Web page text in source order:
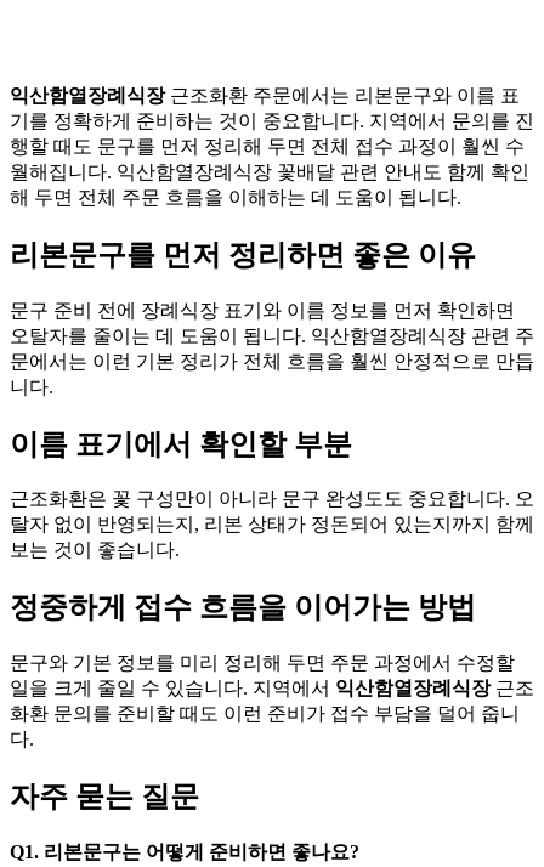
익산함열장례식장근조화환 주문에서는 리본문구와 이름 표
기를 정확하게 준비하는 것이 중요합니다. 지역에서 문의를 진
행할 때도 문구를 먼저 정리해 두면 전체 접수 과정이 훨씬 수
월해집니다. 익산함열장례식장 꽃배달 관련 안내도 함께 확인
해 두면 전체 주문 흐름을 이해하는 데 도움이 됩니다.
리본문구를 먼저 정리하면 좋은 이유
문구 준비 전에 장례식장 표기와 이름 정보를 먼저 확인하면
오탈자를 줄이는 데 도움이 됩니다. 익산함열장례식장 관련 주
문에서는 이런 기본 정리가 전체 흐름을 훨씬 안정적으로 만듭
니다.
이름 표기에서 확인할 부분
근조화환은 꽃 구성만이 아니라 문구 완성도도 중요합니다. 오
탈자 없이 반영되는지, 리본 상태가 정돈되어 있는지까지 함께
보는 것이 좋습니다.
정중하게 접수 흐름을 이어가는 방법
문구와 기본 정보를 미리 정리해 두면 주문 과정에서 수정할
일을 크게 줄일 수 있습니다. 지역에서 익산함열장례식장근조
화환 문의를 준비할 때도 이런 준비가 접수 부담을 덜어 줍니
다.
자주 묻는 질문
Q1. 리본문구는 어떻게 준비하면 좋나요?